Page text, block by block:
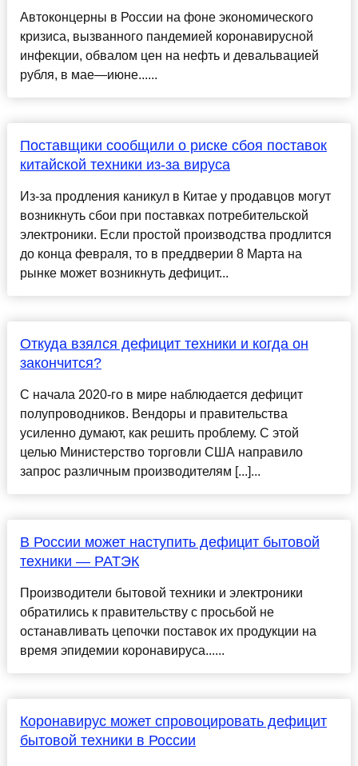
Автоконцерны в России на фоне экономического
кризиса, вызванного пандемией коронавирусной
инфекции, обвалом цен на нефть и девальвацией
рубля, в мае—июне......
Поставщики сообщили о риске сбоя поставок
китайской техники из-за вируса
Из-за продления каникул в Китае у продавцов могут
возникнуть сбои при поставках потребительской
электроники. Если простой производства продлится
до конца февраля, то в преддверии 8 Марта на
рынке может возникнуть дефицит...
Откуда взялся дефицит техники и когда он
закончится?
С начала 2020-го в мире наблюдается дефицит
полупроводников. Вендоры и правительства
усиленно думают, как решить проблему. С этой
целью Министерство торговли США направило
запрос различным производителям [...]...
В России может наступить дефицит бытовой
техники — РАТЭК
Производители бытовой техники и электроники
обратились к правительству с просьбой не
останавливать цепочки поставок их продукции на
время эпидемии коронавируса......
Коронавирус может спровоцировать дефицит
бытовой техники в России